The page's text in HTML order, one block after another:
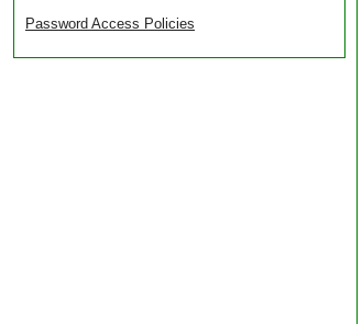
Password Access Policies